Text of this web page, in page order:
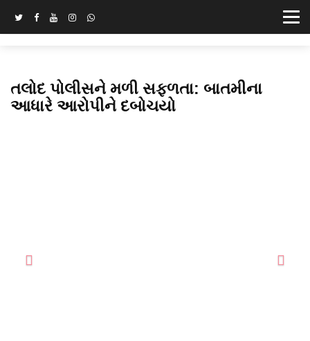
તલોદ પોલીસને મળી સફળતા: બાતમીના
આધારે આરોપીને દબોચયો